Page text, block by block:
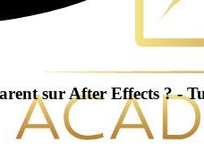
sur After Effects ? -